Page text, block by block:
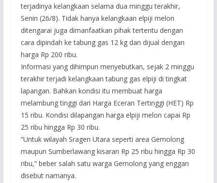
terjadinya kelangkaan selama dua minggu terakhir,
Senin (26/8). Tidak hanya kelangkaan elpiji melon
ditengarai juga dimanfaatkan pihak tertentu dengan
cara dipindah ke tabung gas 12 kg dan dijual dengan
harga Rp 200 ribu.
Informasi yang dihimpun menyebutkan, sejak 2 minggu
terakhir terjadi kelangkaan tabung gas elpiji di tingkat
lapangan. Bahkan kondisi itu membuat harga
melambung tinggi dari Harga Eceran Tertinggi (HET) Rp
15 ribu. Kondisi dilapangan harga elpiji melon capai Rp
25 ribu hingga Rp 30 ribu.
“Untuk wilayah Sragen Utara seperti area Gemolong
maupun Sumberlawang kisaran Rp 25 ribu hingga Rp 30
ribu,” beber salah satu warga Gemolong yang enggan
disebut namanya.